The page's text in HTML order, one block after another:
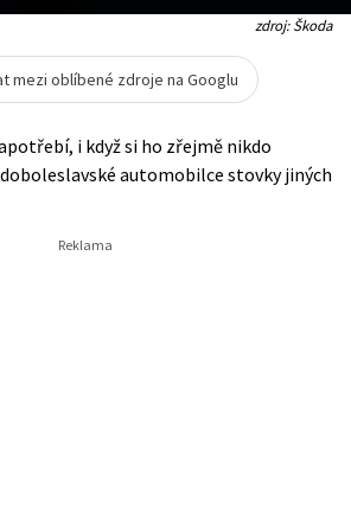
zdroj: Škoda
mezi oblíbené zdroje na Googlu
i když si ho zřejmě nikdo
automobilce stovky jiných